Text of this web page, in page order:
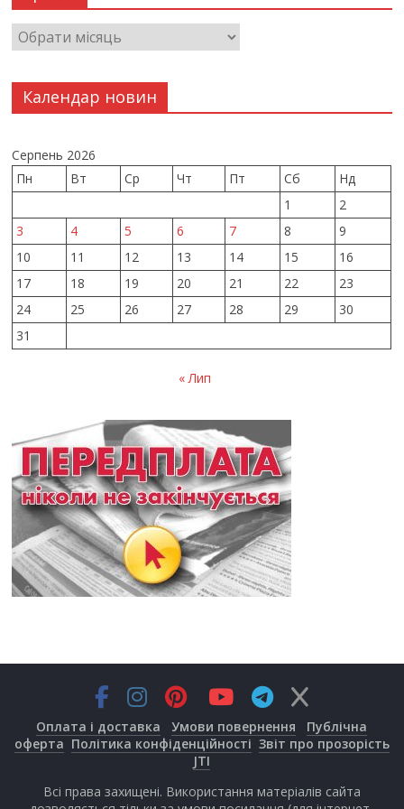
Календар новин
Серпень 2026
Пн
Вт Ср Чт Пт Сб
Нд
1
2
3
4 5 6 7 8
9
10
11 12 13 14 15
16
17
18 19 20 21 22
23
24
25 26 27 28 29
30
31
« Лип
Оплата і доставка Умови повернення
Публічна
оферта Політика конфіденційності Звіт про прозорість
JTI
Всі права захищені. Використання матеріалів сайта